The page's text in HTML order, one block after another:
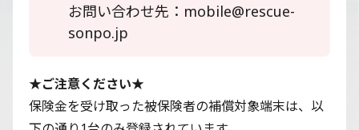
お問い合わせ先：mobile@rescue-
sonpo.jp
★ご注意ください★
保険金を受け取った被保険者の補償対象端末は、以